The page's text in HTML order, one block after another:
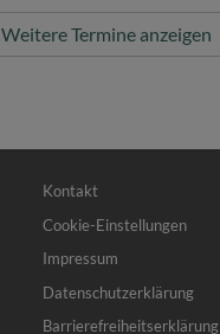
Weitere Termine anzeigen
Fußbereichsmenü
Kontakt
Cookie-Einstellungen
Impressum
Datenschutzerklärung
Barrierefreiheitserklärung